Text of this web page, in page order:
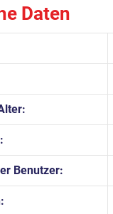
Daten
Benutzer: